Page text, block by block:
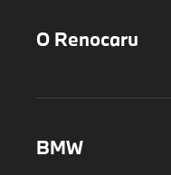
O Renocaru
BMW